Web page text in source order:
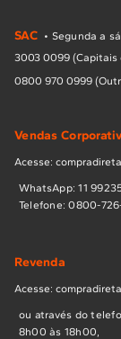
SAC • Segunda a
3003 0099
0800 970 0999
Vendas
Acesse:
WhatsApp: 11
Telefone: 0800-
Revenda
Acesse:
ou através do
8h00 às 18h00,